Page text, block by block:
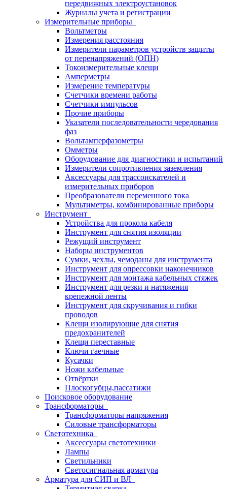
передвижных электроустановок
Журналы учета и регистрации
Измерительные приборы
Вольтметры
Измерения расстояния
Измерители параметров устройств защиты
от перенапряжений (ОПН)
Токоизмерительные клещи
Амперметры
Измерение температуры
Счетчики времени работы
Счетчики импульсов
Прочие приборы
Указатели последовательности чередования
фаз
Вольтамперфазометры
Омметры
Оборудование для диагностики и испытаний
Измерители сопротивления заземления
Аксессуары для трассоискателей и
измерительных приборов
Преобразователи переменного тока
Мультиметры, комбинированные приборы
Инструмент
Устройства для прокола кабеля
Инструмент для снятия изоляции
Режущий инструмент
Наборы инструментов
Сумки, чехлы, чемоданы для инструмента
Инструмент для опрессовки наконечников
Инструмент для монтажа кабельных стяжек
Инструмент для резки и натяжения
крепежной ленты
Инструмент для скручивания и гибки
проводов
Клещи изолирующие для снятия
предохранителей
Клещи переставные
Ключи гаечные
Кусачки
Ножи кабельные
Отвёртки
Плоскогубцы,пассатижи
Поисковое оборудование
Трансформаторы
Трансформаторы напряжения
Силовые трансформаторы
Светотехника
Аксессуары светотехники
Лампы
Светильники
Светосигнальная арматура
Арматура для СИП и ВЛ